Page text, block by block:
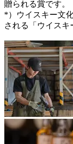
贈られる賞です。
*）ウイスキー文
される「ウイスキ